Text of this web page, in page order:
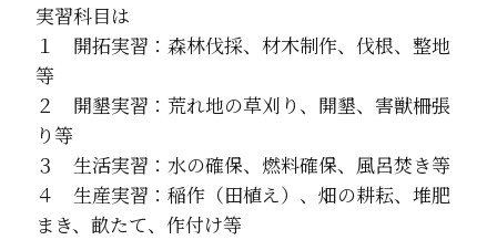
実習科目は
１ 開拓実習：森林伐採、材木制作、伐根、整地
等
２ 開墾実習：荒れ地の草刈り、開墾、害獣柵張
り等
３ 生活実習：水の確保、燃料確保、風呂焚き等
４ 生産実習：稲作（田植え）、畑の耕耘、堆肥
まき、畝たて、作付け等